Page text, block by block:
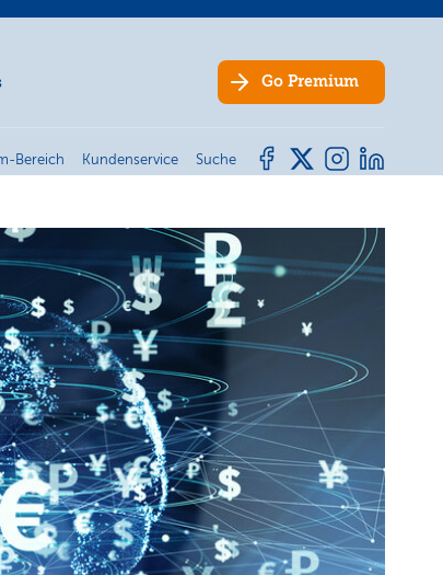
Go Premium
Bereich Kundenservice Suche